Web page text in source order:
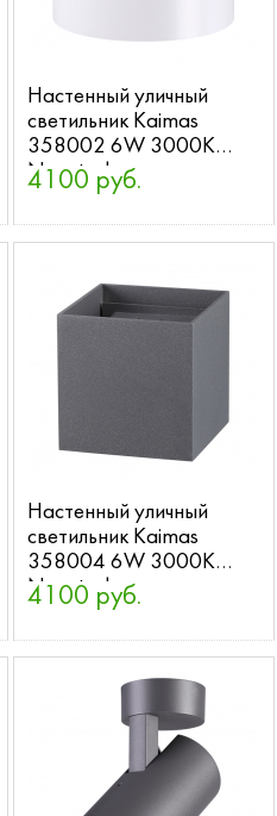
Настенный уличный
светильник Kaimas
358002 6W 3000K
Novotech
4100 руб.
Настенный уличный
светильник Kaimas
358004 6W 3000K
Novotech
4100 руб.